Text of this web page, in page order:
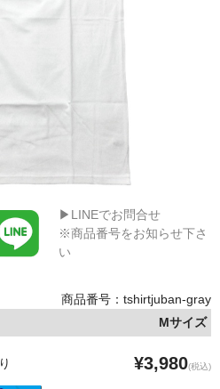
▶LINEでお問合せ
※商品番号をお知らせ下さ
い
商品番号：tshirtjuban-gray
Mサイズ
¥3,980(税込)